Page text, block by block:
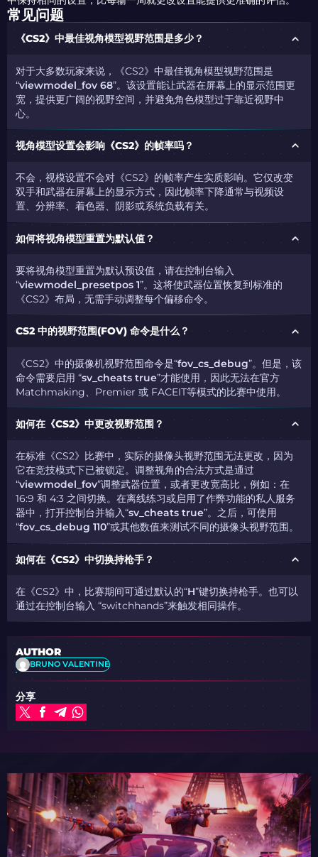
常见问题
《CS2》中最佳视角模型视野范围是多少？
对于大多数玩家来说，《CS2》中最佳视角模型视野范围是
“viewmodel_fov 68”。该设置能让武器在屏幕上的显示范围更
宽，提供更广阔的视野空间，并避免角色模型过于靠近视野中
心。
视角模型设置会影响《CS2》的帧率吗？
不会，视模设置不会对《CS2》的帧率产生实质影响。它仅改变
双手和武器在屏幕上的显示方式，因此帧率下降通常与视频设
置、分辨率、着色器、阴影或系统负载有关。
如何将视角模型重置为默认值？
要将视角模型重置为默认预设值，请在控制台输入
“viewmodel_presetpos 1”。这将使武器位置恢复到标准的
《CS2》布局，无需手动调整每个偏移命令。
CS2 中的视野范围(FOV) 命令是什么？
《CS2》中的摄像机视野范围命令是“fov_cs_debug”。但是，该
命令需要启用 “sv_cheats true”才能使用，因此无法在官方
Matchmaking、Premier 或 FACEIT等模式的比赛中使用。
如何在《CS2》中更改视野范围？
在标准《CS2》比赛中，实际的摄像头视野范围无法更改，因为
它在竞技模式下已被锁定。调整视角的合法方式是通过
“viewmodel_fov”调整武器位置，或者更改宽高比，例如：在
16:9 和 4:3 之间切换。在离线练习或启用了作弊功能的私人服务
器中，打开控制台并输入“sv_cheats true”。之后，可使用
“fov_cs_debug 110”或其他数值来测试不同的摄像头视野范围。
如何在《CS2》中切换持枪手？
在《CS2》中，比赛期间可通过默认的“H”键切换持枪手。也可以
通过在控制台输入 “switchhands”来触发相同操作。
AUTHOR
BRUNO VALENTINE
分享